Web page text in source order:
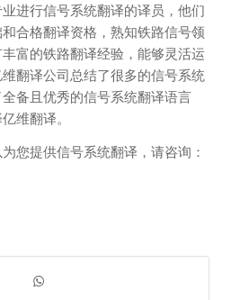
进行信号系统翻译的译员，他们
合格翻译资格，熟知铁路信号领
富的铁路翻译经验，能够灵活运
翻译公司总结了很多的信号系统
备且优秀的信号系统翻译语言
维翻译。
您提供信号系统翻译，请咨询：